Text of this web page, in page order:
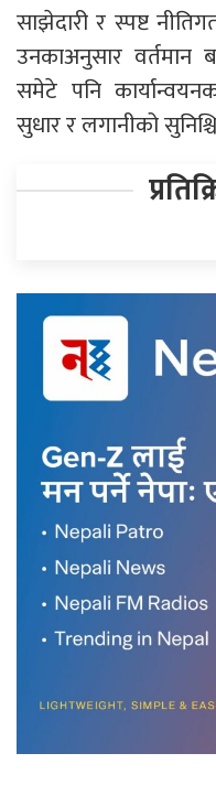
साझेदारी र स्पष्ट
उनकाअनुसार वर्तमान
समेटे पनि
सुधार र लगानीको